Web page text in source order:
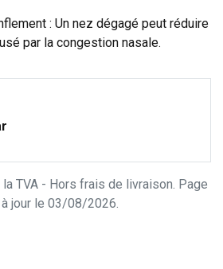
: Un nez dégagé peut réduire
par la congestion nasale.
TVA - Hors frais de livraison. Page
jour le 03/08/2026.